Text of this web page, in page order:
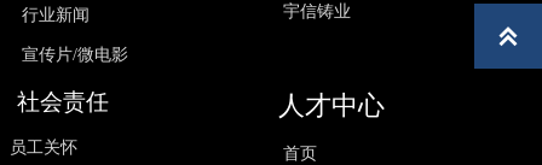
行业新闻
宣传片/微电影
宇信铸业
社会责任
员工关怀
人才中心
首页
